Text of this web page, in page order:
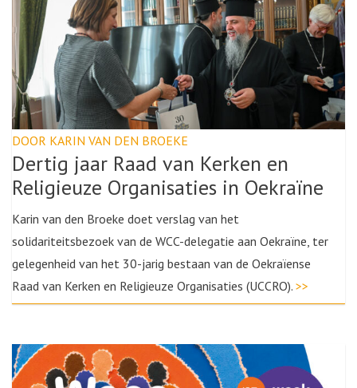
DOOR KARIN VAN DEN BROEKE
Dertig jaar Raad van Kerken en
Religieuze Organisaties in Oekraïne
Karin van den Broeke doet verslag van het
solidariteitsbezoek van de WCC-delegatie aan Oekraïne, ter
gelegenheid van het 30-jarig bestaan van de Oekraïense
Raad van Kerken en Religieuze Organisaties (UCCRO). >>